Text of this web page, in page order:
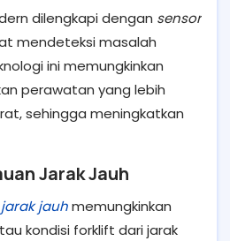
dilengkapi dengan sensor
mendeteksi masalah
ini memungkinkan
perawatan yang lebih
sehingga meningkatkan
Jarak Jauh
jauhmemungkinkan
kondisi forklift dari jarak